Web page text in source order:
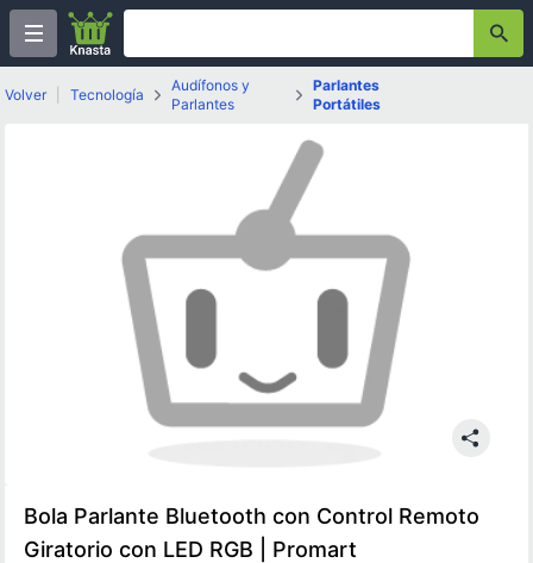
Volver Tecnología
Audífonos y
Parlantes
Parlantes
Portátiles
Bola Parlante Bluetooth con Control Remoto
Giratorio con LED RGB | Promart